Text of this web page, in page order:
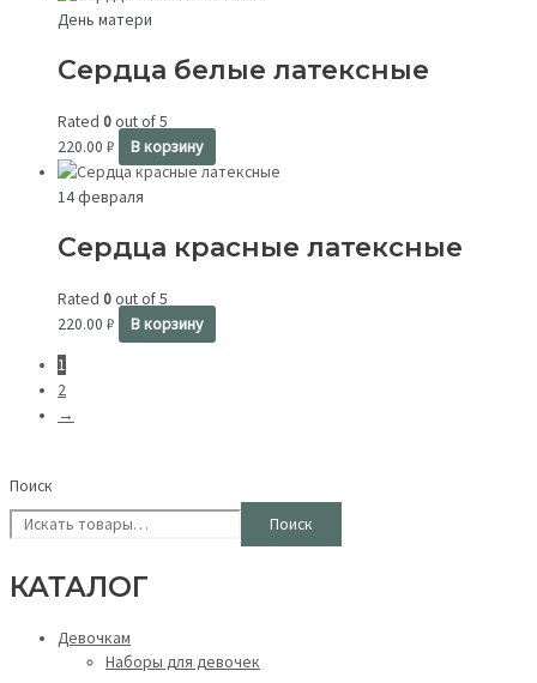
Поиск
Поиск
КАТАЛОГ
Девочкам
Наборы для девочек
День матери
Сердца белые латексные
Rated 0out of 5
220.00 ₽ В корзину
14 февраля
Сердца красные латексные
Rated 0out of 5
220.00 ₽ В корзину
1
2
→